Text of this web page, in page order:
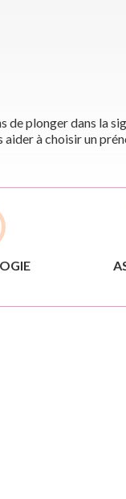
de plonger dans la
à choisir un